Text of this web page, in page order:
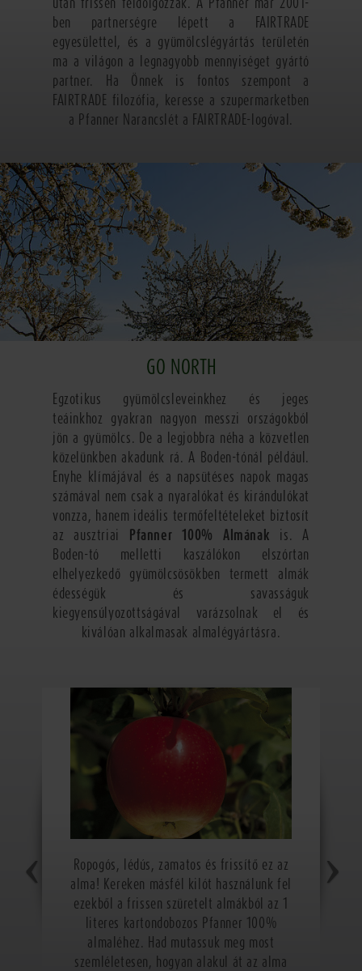
ben partnerségre lépett a FAIRTRADE
egyesülettel, és a gyümölcslégyártás területén
ma a világon a legnagyobb mennyiséget gyártó
partner. Ha Önnek is fontos szempont a
FAIRTRADE filozófia, keresse a szupermarketben
a Pfanner Narancslét a FAIRTRADE-logóval.
GO NORTH
Egzotikus gyümölcsleveinkhez és jeges
teáinkhoz gyakran nagyon messzi országokból
jön a gyümölcs. De a legjobbra néha a közvetlen
közelünkben akadunk rá. A Boden-tónál például.
Enyhe klímájával és a napsütéses napok magas
számával nem csak a nyaralókat és kirándulókat
vonzza, hanem ideális termőfeltételeket biztosít
az ausztriai
Pfanner 100% Almának is. A
Boden-tó melletti kaszálókon elszórtan
elhelyezkedő gyümölcsösökben termett almák
édességük és savasságuk
kiegyensúlyozottságával varázsolnak el és
kiválóan alkalmasak almalégyártásra.
Ropogós, lédús, zamatos és frissítő ez az
alma! Kereken másfél kilót használunk fel
ezekből a frissen szüretelt almákból az 1
literes kartondobozos Pfanner 100%
almaléhez. Had mutassuk meg most
szemléletesen, hogyan alakul át az alma